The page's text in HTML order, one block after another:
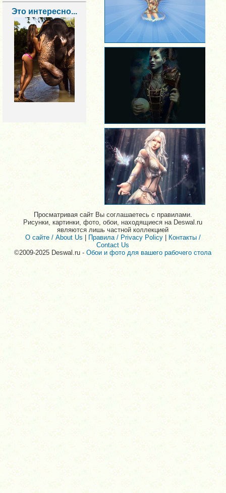
Это интересно...
Просматривая сайт Вы соглашаетесь с правилами.
Рисунки, картинки, фото, обои, находящиеся на Deswal.ru
являются лишь частной коллекцией
О сайте / About Us
Правила / Privacy Policy| Контакты /
Contact Us
©2009-2025 Deswal.ru -Обои и фото для вашего рабочего стола